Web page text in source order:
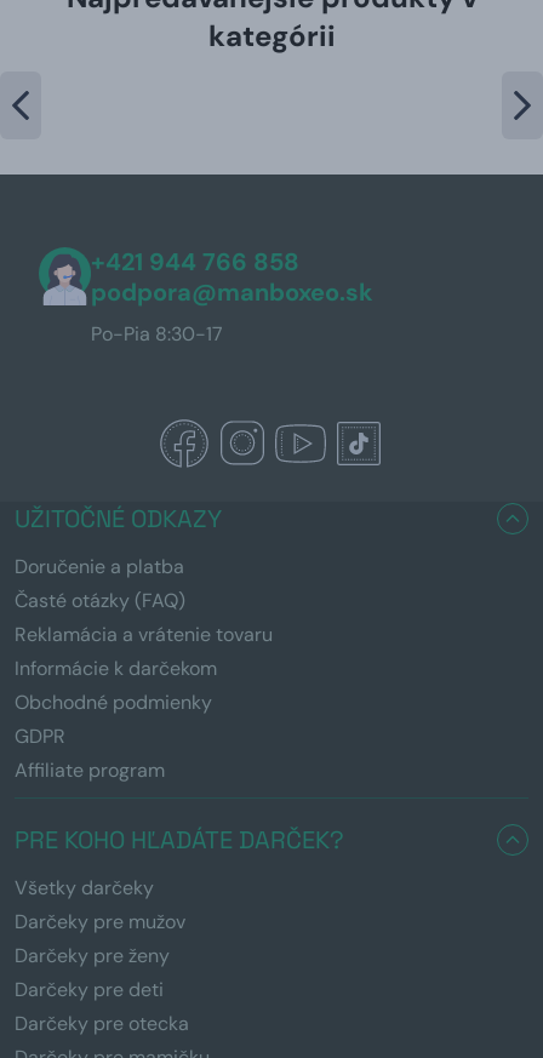
kategórii
+421 944 766 858
podpora@manboxeo.sk
Po-Pia 8:30-17
UŽITOČNÉ ODKAZY
Doručenie a platba
Časté otázky (FAQ)
Reklamácia a vrátenie tovaru
Informácie k darčekom
Obchodné podmienky
GDPR
Affiliate program
PRE KOHO HĽADÁTE DARČEK?
Všetky darčeky
Darčeky pre mužov
Darčeky pre ženy
Darčeky pre deti
Darčeky pre otecka